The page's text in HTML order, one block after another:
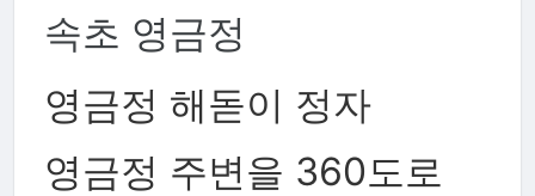
속초 영금정
영금정 해돋이 정자
영금정 주변을 360도로